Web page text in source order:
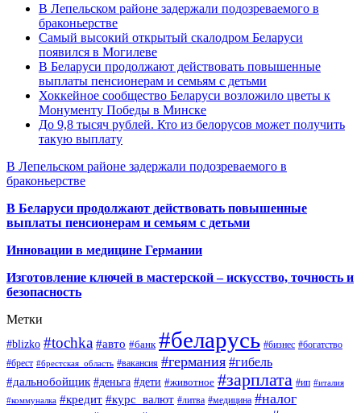
В Лепельском районе задержали подозреваемого в
браконьерстве
Самый высокий открытый скалодром Беларуси
появился в Могилеве
В Беларуси продолжают действовать повышенные
выплаты пенсионерам и семьям с детьми
Хоккейное сообщество Беларуси возложило цветы к
Монументу Победы в Минске
До 9,8 тысяч рублей. Кто из белорусов может получить
такую выплату
В Лепельском районе задержали подозреваемого в
браконьерстве
В Беларуси продолжают действовать повышенные
выплаты пенсионерам и семьям с детьми
Инновации в медицине Германии
Изготовление ключей в мастерской – искусство, точность и
безопасность
Метки
#blizko #tochka #авто #банк #беларусь #бизнес #богатство
#брест #брестская_область #вакансия #германия #гибель
#дальнобойщик #деньга #дети #животное #зарплата #ип #италия
#коммуналка #кредит #курс_валют #литва #медицина #налог